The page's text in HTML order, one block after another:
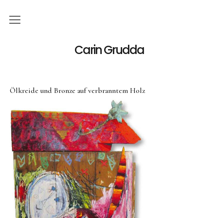
Carin Grudda
Deutsch
English(Englisch)
News
Ausstellungen
Einzelaustellungen
Gruppenausstellungen
Werk
Ölkreide und Bronze auf verbranntem Holz